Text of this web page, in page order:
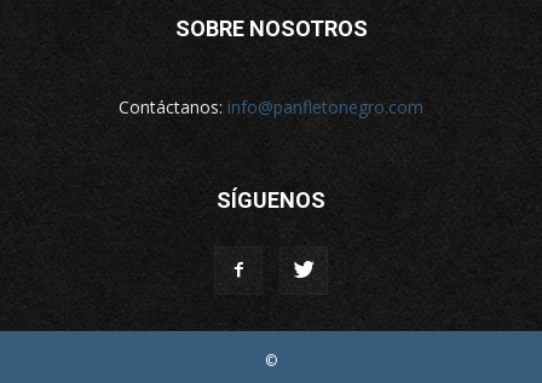
SOBRE NOSOTROS
Contáctanos: info@panfletonegro.com
SÍGUENOS
©